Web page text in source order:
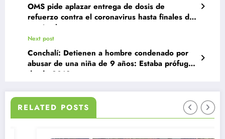
OMS pide aplazar entrega de dosis de
refuerzo contra el coronavirus hasta finales de
septiembre
Next post
Conchalí: Detienen a hombre condenado por
abusar de una niña de 9 años: Estaba prófugo
desde 2018
RELATED POSTS